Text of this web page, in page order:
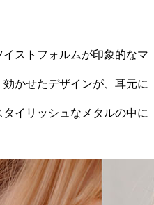
ストフォルムが印象的なマ
かせたデザインが、耳元に
イリッシュなメタルの中に